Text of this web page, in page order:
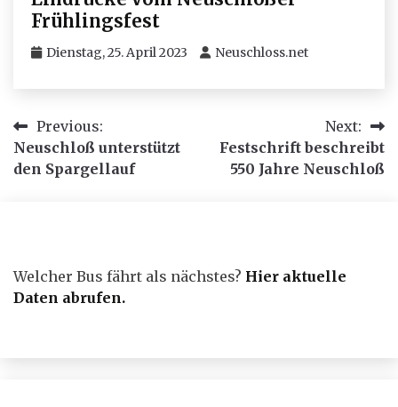
Frühlingsfest
Dienstag, 25. April 2023 Neuschloss.net
Beitragsnavigation
Previous:
Neuschloß unterstützt
den Spargellauf
Next:
Festschrift beschreibt
550 Jahre Neuschloß
Welcher Bus fährt als nächstes? Hier aktuelle
Daten abrufen.